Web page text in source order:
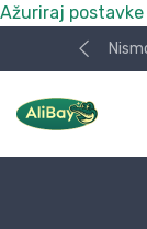
Ažuriraj postavke